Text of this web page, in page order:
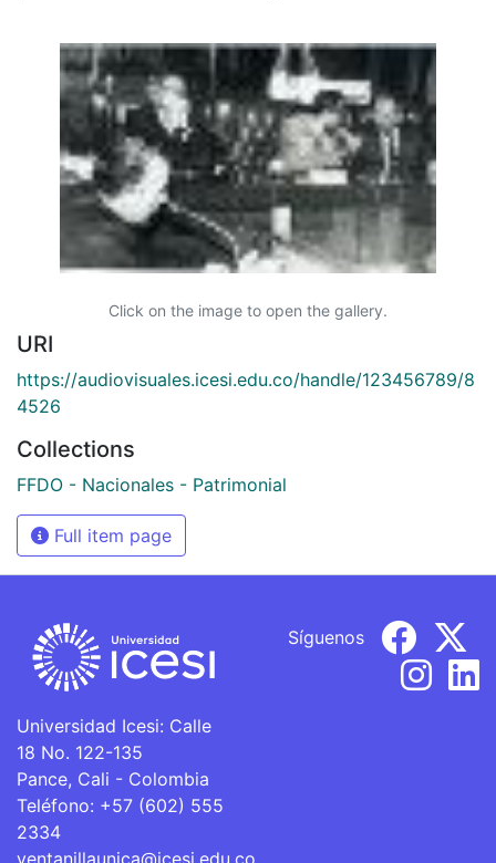
Click on the image to open the gallery.
URI
https://audiovisuales.icesi.edu.co/handle/123456789/8
4526
Collections
FFDO - Nacionales - Patrimonial
Full item page
Universidad Icesi: Calle
18 No. 122-135
Pance, Cali - Colombia
Teléfono: +57 (602) 555
2334
ventanillaunica@icesi.edu.co
Síguenos